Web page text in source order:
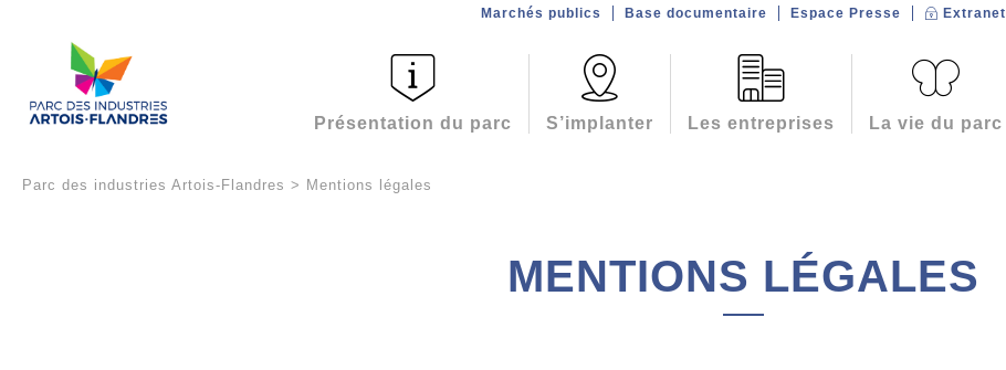
Présentation du parc S’implanter Les entreprises La vie du parc
Marchés publics Base documentaire Espace Presse Extranet
Parc des industries Artois-Flandres > Mentions légales
MENTIONS LÉGALES